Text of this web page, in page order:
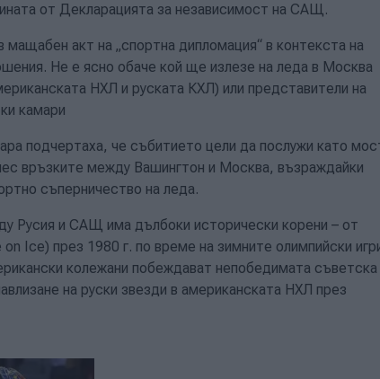
от Декларацията за независимост на САЩ.
акт на „спортна дипломация“ в контекста на
Не е ясно обаче кой ще излезе на леда в Москва
НХЛ и руската КХЛ) или представители на
камари
подчертаха, че събитието цели да послужи като
връзките между Вашингтон и Москва, възраждайки
съперничество на леда.
Русия и САЩ има дълбоки исторически корени – от
Ice) през 1980 г. по време на зимните олимпийски
колежани побеждават непобедимата съветска
на руски звезди в американската НХЛ през